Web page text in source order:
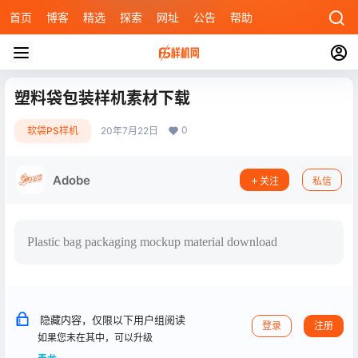
首页 博客 精选 探索 网址 公告 帮助
塑料袋包装样机素材下载
软袋PS样机 20年7月22日 0
Adobe 关注 私信
Plastic bag packaging mockup material download
隐藏内容，仅限以下用户组阅读
如果您未在其中，可以升级
登录 注册